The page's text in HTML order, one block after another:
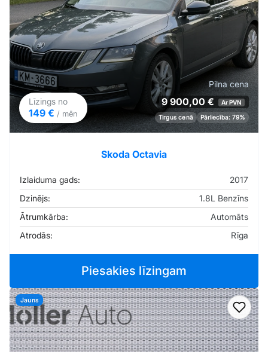
Līzings no
149 € / mēn
Pilna cena
9 900,00 € Ar PVN
Tirgus cenā Pārliecība: 79%
Skoda Octavia
Izlaiduma gads:
2017
Dzinējs:
1.8L Benzīns
Ātrumkārba:
Automāts
Atrodās:
Rīga
Piesakies līzingam
Jauns